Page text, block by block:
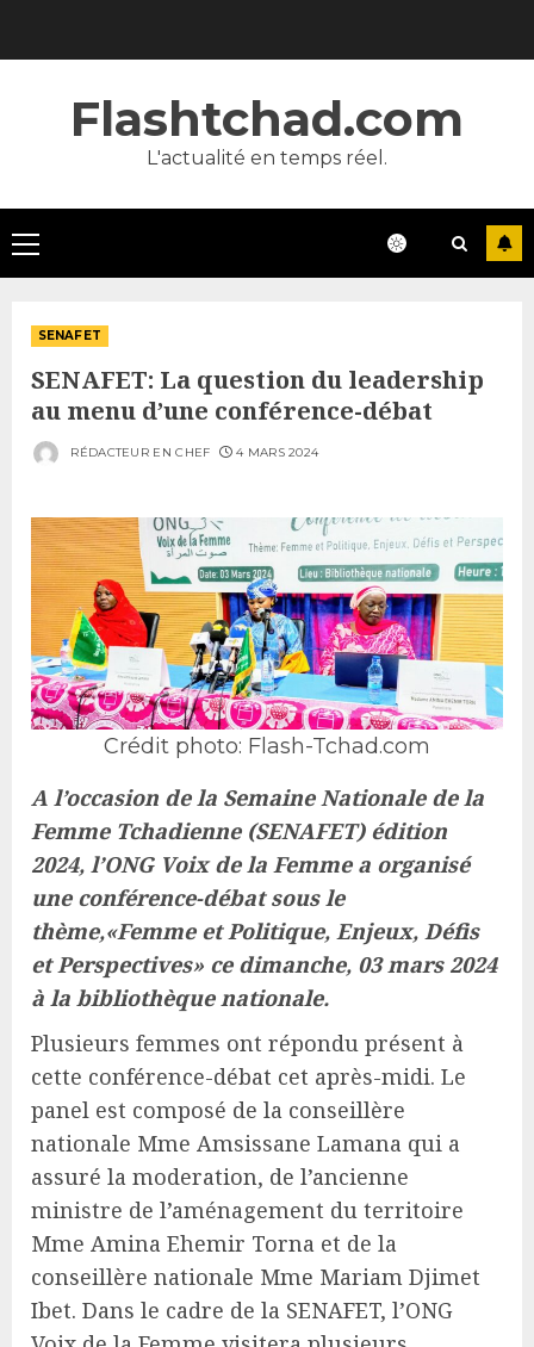
Flashtchad.com
L'actualité en temps réel.
Primary
Menu
SENAFET
SENAFET: La question du leadership
au menu d’une conférence-débat
RÉDACTEUR EN CHEF 4 MARS 2024
Crédit photo: Flash-Tchad.com
A l’occasion de la Semaine Nationale de la
Femme Tchadienne (SENAFET) édition
2024, l’ONG Voix de la Femme a organisé
une conférence-débat sous le
thème,«Femme et Politique, Enjeux, Défis
et Perspectives» ce dimanche, 03 mars 2024
à la bibliothèque nationale.
Plusieurs femmes ont répondu présent à
cette conférence-débat cet après-midi. Le
panel est composé de la conseillère
nationale Mme Amsissane Lamana qui a
assuré la moderation, de l’ancienne
ministre de l’aménagement du territoire
Mme Amina Ehemir Torna et de la
conseillère nationale Mme Mariam Djimet
Ibet. Dans le cadre de la SENAFET, l’ONG